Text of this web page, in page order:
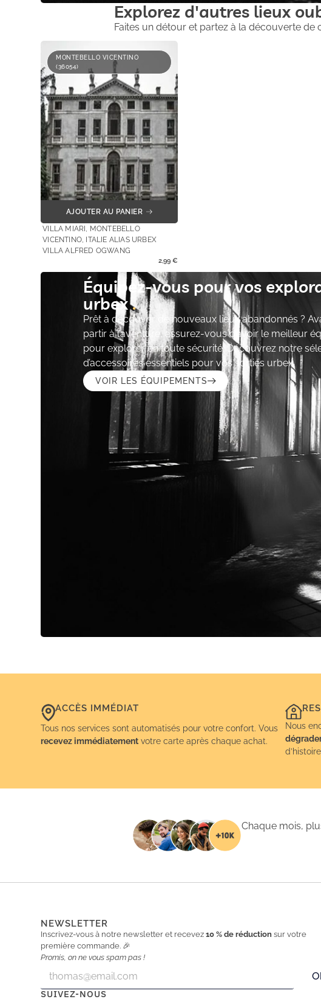
Explorez d'autres lieux
Faites un détour et partez à la découverte de
MONTEBELLO VICENTINO
(36054)
AJOUTER AU PANIER
VILLA MIARI, MONTEBELLO
VICENTINO, ITALIE ALIAS URBEX
VILLA ALFRED OGWANG
2,99€
Équipez-vous pour vos
urbex
Prêt à découvrir de nouveaux lieux abandonnés ?
partir à l’aventure, assurez-vous d’avoir le meilleur
pour explorer en toute sécurité. Découvrez notre
d’accessoires essentiels pour vos sorties urbex.
VOIR LES ÉQUIPEMENTS
ACCÈS IMMÉDIAT
Tous nos services sont automatisés pour votre confort. Vous
recevez immédiatement votre carte après chaque achat.
Nous
Chaque mois,
NEWSLETTER
Inscrivez-vous à notre newsletter et recevez10 % de réduction sur votre
première commande. 🎉
Promis, on ne vous spam pas !
a
a
SUIVEZ-NOUS